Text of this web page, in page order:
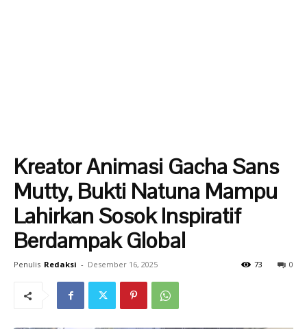
Kreator Animasi Gacha Sans
Mutty, Bukti Natuna Mampu
Lahirkan Sosok Inspiratif
Berdampak Global
Penulis Redaksi - Desember 16, 2025 0
73